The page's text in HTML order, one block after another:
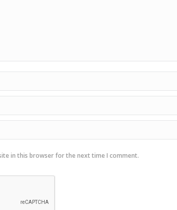
in this browser for the next time I comment.